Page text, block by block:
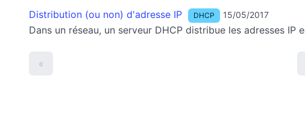
Distribution (ou non) d'adresse IP DHCP 15/05/2017
Dans un réseau, un serveur DHCP distribue les adresses
«